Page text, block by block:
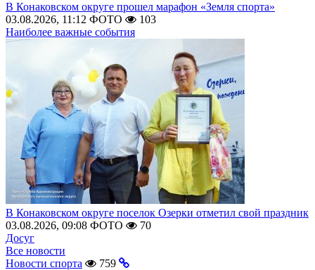
В Конаковском округе прошел марафон «Земля спорта»
03.08.2026, 11:12 ФОТО
103
Наиболее важные события
В Конаковском округе поселок Озерки отметил свой праздник
03.08.2026, 09:08 ФОТО
70
Досуг
Все новости
Новости спорта
759